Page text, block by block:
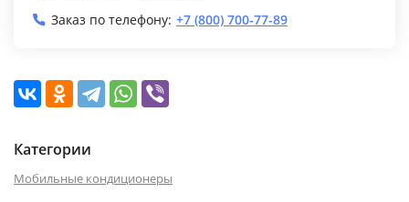
Заказ по телефону: +7 (800) 700-77-89
Категории
Мобильные кондиционеры